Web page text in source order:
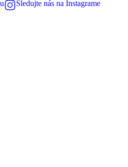
Sledujte nás na Instagrame